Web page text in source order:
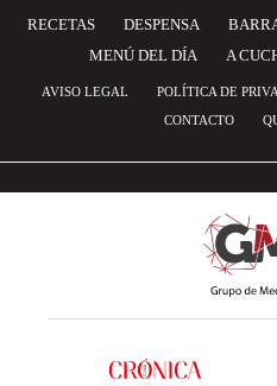
RECETAS DESPENSA
MENÚ DEL DÍA
A
AVISO LEGAL POLÍTICA DE
CONTACTO